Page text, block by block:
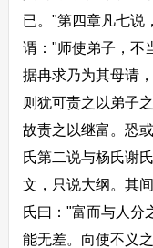
已。"第四章凡七说
谓："师使弟子，不
据冉求乃为其母请
则犹可责之以弟子
故责之以继富。恐
氏第二说与杨氏谢
文，只说大纲。其
氏曰："富而与人分
能无差。向使不义